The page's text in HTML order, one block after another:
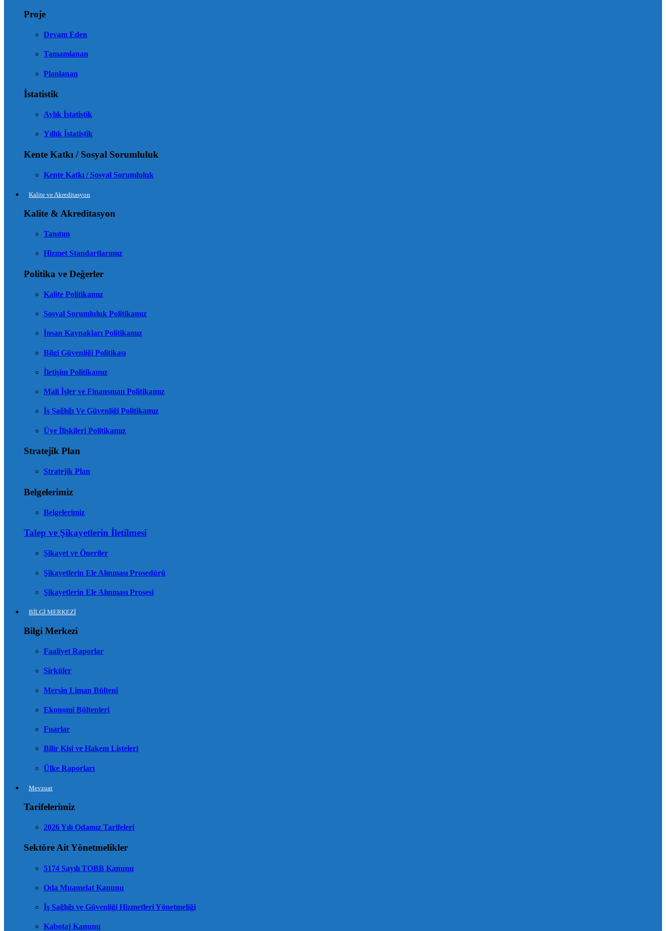
Proje
Devam Eden
Tamamlanan
Planlanan
İstatistik
Aylık İstatistik
Yıllık İstatistik
Kente Katkı / Sosyal Sorumluluk
Kente Katkı / Sosyal Sorumluluk
Kalite ve Akreditasyon
Kalite & Akreditasyon
Tanıtım
Hizmet Standartlarımız
Politika ve Değerler
Kalite Politikamız
Sosyal Sorumluluk Politikamız
İnsan Kaynakları Politikamız
Bilgi Güvenliği Politikası
İletişim Politikamız
Mali İşler ve Finansman Politikamız
İş Sağlığı Ve Güvenliği Politikamız
Üye İlişkileri Politikamız
Stratejik Plan
Stratejik Plan
Belgelerimiz
Belgelerimiz
Talep ve Şikayetlerin İletilmesi
Şikayet ve Öneriler
Şikayetlerin Ele Alınması Prosedürü
Şikayetlerin Ele Alınması Prosesi
BİLGİ MERKEZİ
Bilgi Merkezi
Faaliyet Raporlar
Sirküler
Mersin Liman Bülteni
Ekonomi Bültenleri
Fuarlar
Bilir Kişi ve Hakem Listeleri
Ülke Raporları
Mevzuat
Tarifelerimiz
2026 Yılı Odamız Tarifeleri
Sektöre Ait Yönetmelikler
5174 Sayılı TOBB Kanunu
Oda Muamelat Kanunu
İş Sağlığı ve Güvenliği Hizmetleri Yönetmeliği
Kabotaj Kanunu